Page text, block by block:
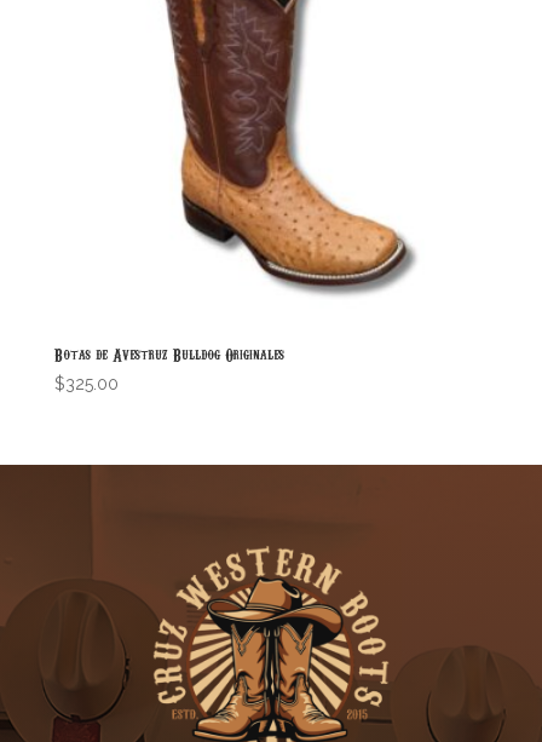
Botas de Avestruz Bulldog Originales
$325.00